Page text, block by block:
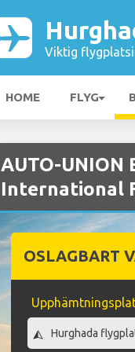
Viktig
HOME FLYG
AUTO-
International
OSLAGBART